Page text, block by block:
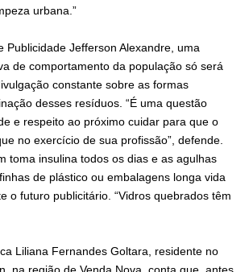
urbana.”
Publicidade Jefferson Alexandre, uma
de comportamento da população só será
constante sobre as formas
desses resíduos. “É uma questão
e respeito ao próximo cuidar para que o
no exercício de sua profissão”, defende.
toma insulina todos os dias e as agulhas
de plástico ou embalagens longa vida
o futuro publicitário. “Vidros quebrados têm
Liliana Fernandes Goltara, residente no